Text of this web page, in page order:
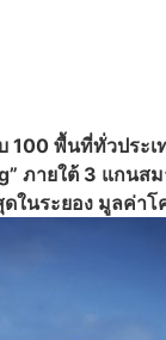
100 พื้นที่ทั่วป
ภายใต้ 3 แก
ระยอง มูลค่า